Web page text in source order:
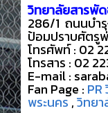
วิทยาลัยสารพั
286/1 ถนนบำ
ป้อมปราบศัตรู
โทรศัพ
โทรสาร : 02
E-mail :
Fan Page :
พระนคร,วิทยา